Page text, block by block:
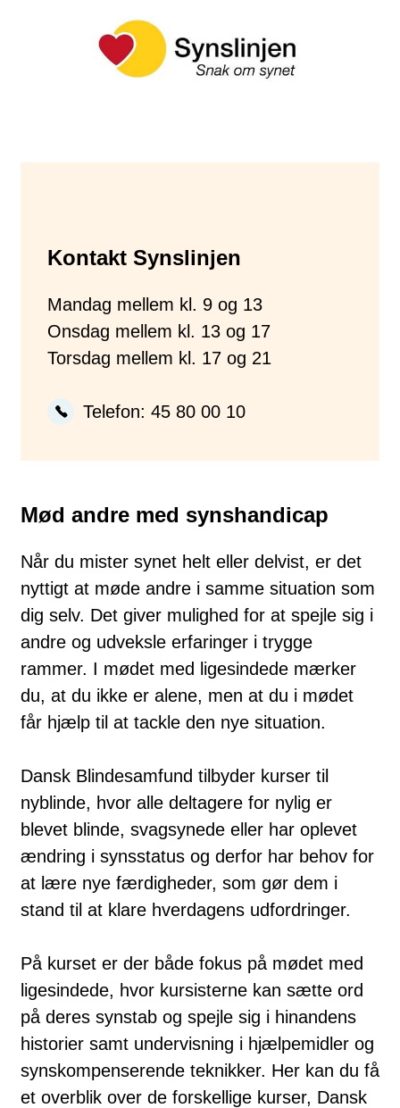
Kontakt Synslinjen
Mandag mellem kl. 9 og 13
Onsdag mellem kl. 13 og 17
Torsdag mellem kl. 17 og 21
Telefon: 45 80 00 10
Mød andre med synshandicap
Når du mister synet helt eller delvist, er det
nyttigt at møde andre i samme situation som
dig selv. Det giver mulighed for at spejle sig i
andre og udveksle erfaringer i trygge
rammer. I mødet med ligesindede mærker
du, at du ikke er alene, men at du i mødet
får hjælp til at tackle den nye situation.
Dansk Blindesamfund tilbyder kurser til
nyblinde, hvor alle deltagere for nylig er
blevet blinde, svagsynede eller har oplevet
ændring i synsstatus og derfor har behov for
at lære nye færdigheder, som gør dem i
stand til at klare hverdagens udfordringer.
På kurset er der både fokus på mødet med
ligesindede, hvor kursisterne kan sætte ord
på deres synstab og spejle sig i hinandens
historier samt undervisning i hjælpemidler og
synskompenserende teknikker. Her kan du få
et overblik over de forskellige kurser, Dansk